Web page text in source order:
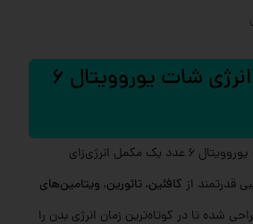
ویال خوراکی انرژی شات یوروویتال 6
ویال خوراکی انرژی شات یوروویتال 6 عدد یک مکمل انرژی‌زای
قدرتمند از کافئین، تائورین، ویتامین‌های
شده تا در کوتاه‌ترین زمان انرژی بدن را